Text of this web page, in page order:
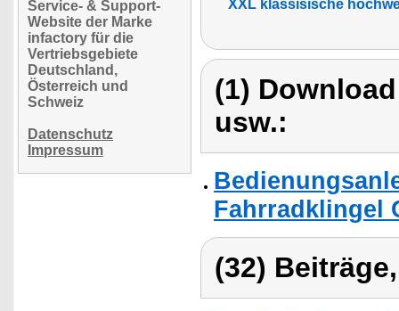
Service- & Support-
Website der Marke
infactory für die
Vertriebsgebiete
Deutschland,
Österreich und
Schweiz
Datenschutz
Impressum
XXL klassisische
(1)
usw.:
Fahrradklingel
(32)